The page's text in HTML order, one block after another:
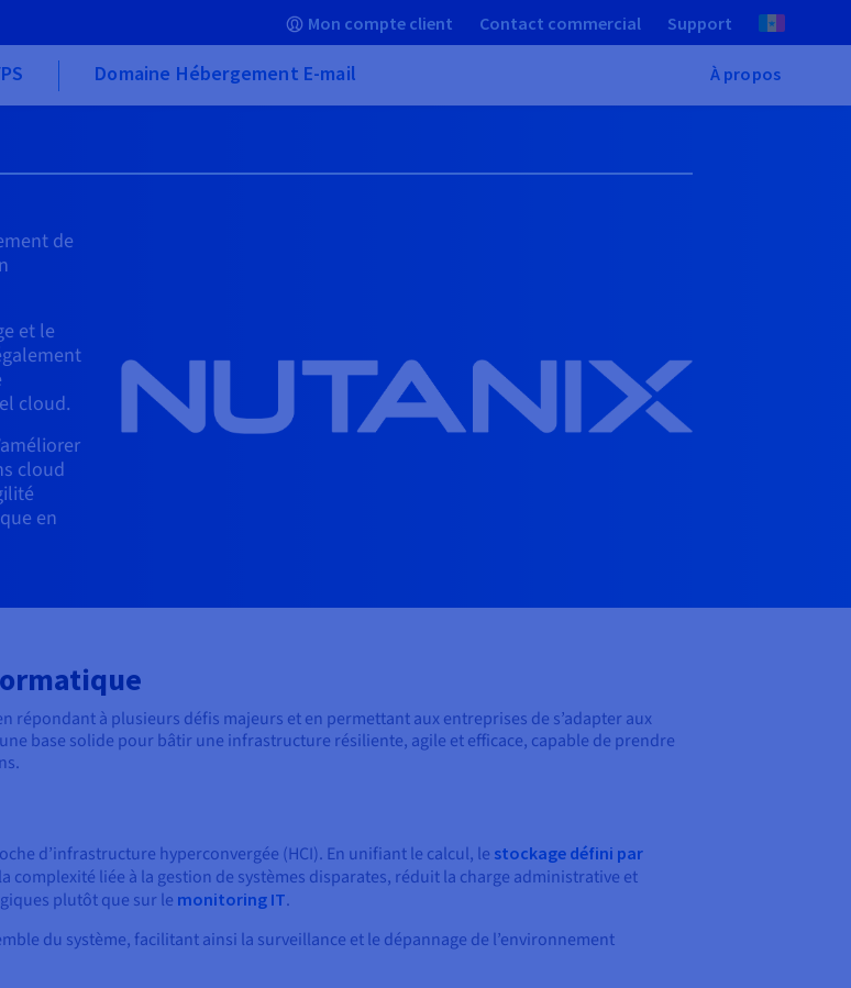
Mon compte client Contact commercial Support
Domaine Hébergement E-mail À propos
de
et le
cloud.
cloud
en
répondant à plusieurs défis majeurs et en permettant aux entreprises de s’adapter aux
base solide pour bâtir une infrastructure résiliente, agile et efficace, capable de prendre
d’infrastructure hyperconvergée (HCI). En unifiant le calcul, le stockage défini par
complexité liée à la gestion de systèmes disparates, réduit la charge administrative et
plutôt que sur le monitoring IT.
du système, facilitant ainsi la surveillance et le dépannage de l’environnement